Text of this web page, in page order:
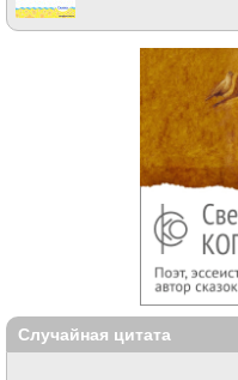
Случайная цитата